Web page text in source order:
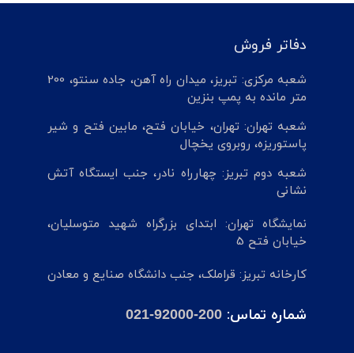
دفاتر فروش
شعبه مرکزی: تبریز، میدان راه آهن، جاده سنتو، 200
متر مانده به پمپ بنزین
شعبه تهران: تهران، خیابان فتح، مابین فتح و شیر
پاستوریزه، روبروی یخچال
شعبه دوم تبریز: چهارراه نادر، جنب ایستگاه آتش
نشانی
نمایشگاه تهران: ابتدای بزرگراه شهید متوسلیان،
خیابان فتح 5
کارخانه تبریز: قراملک، جنب دانشگاه صنایع و معادن
شماره تماس: 021-92000-200